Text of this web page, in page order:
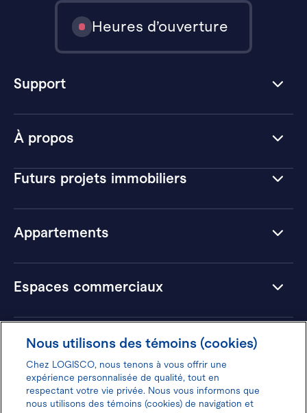
À propos
Futurs projets immobiliers
Appartements
Espaces commerciaux
Hôtels
Heures d’ouverture
Support
Nous utilisons des témoins (cookies)
Chez LOGISCO, nous tenons à vous offrir une
expérience personnalisée de qualité, tout en
respectant votre vie privée. Nous vous informons que
nous utilisons des témoins (cookies) de navigation et